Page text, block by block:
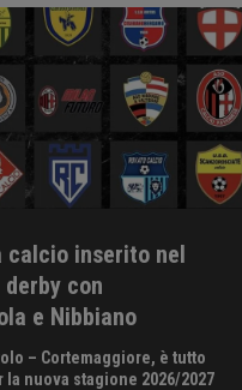
calcio inserito nel
derby con
e Nibbiano
– Cortemaggiore, è tutto
la nuova stagione 2026/2027